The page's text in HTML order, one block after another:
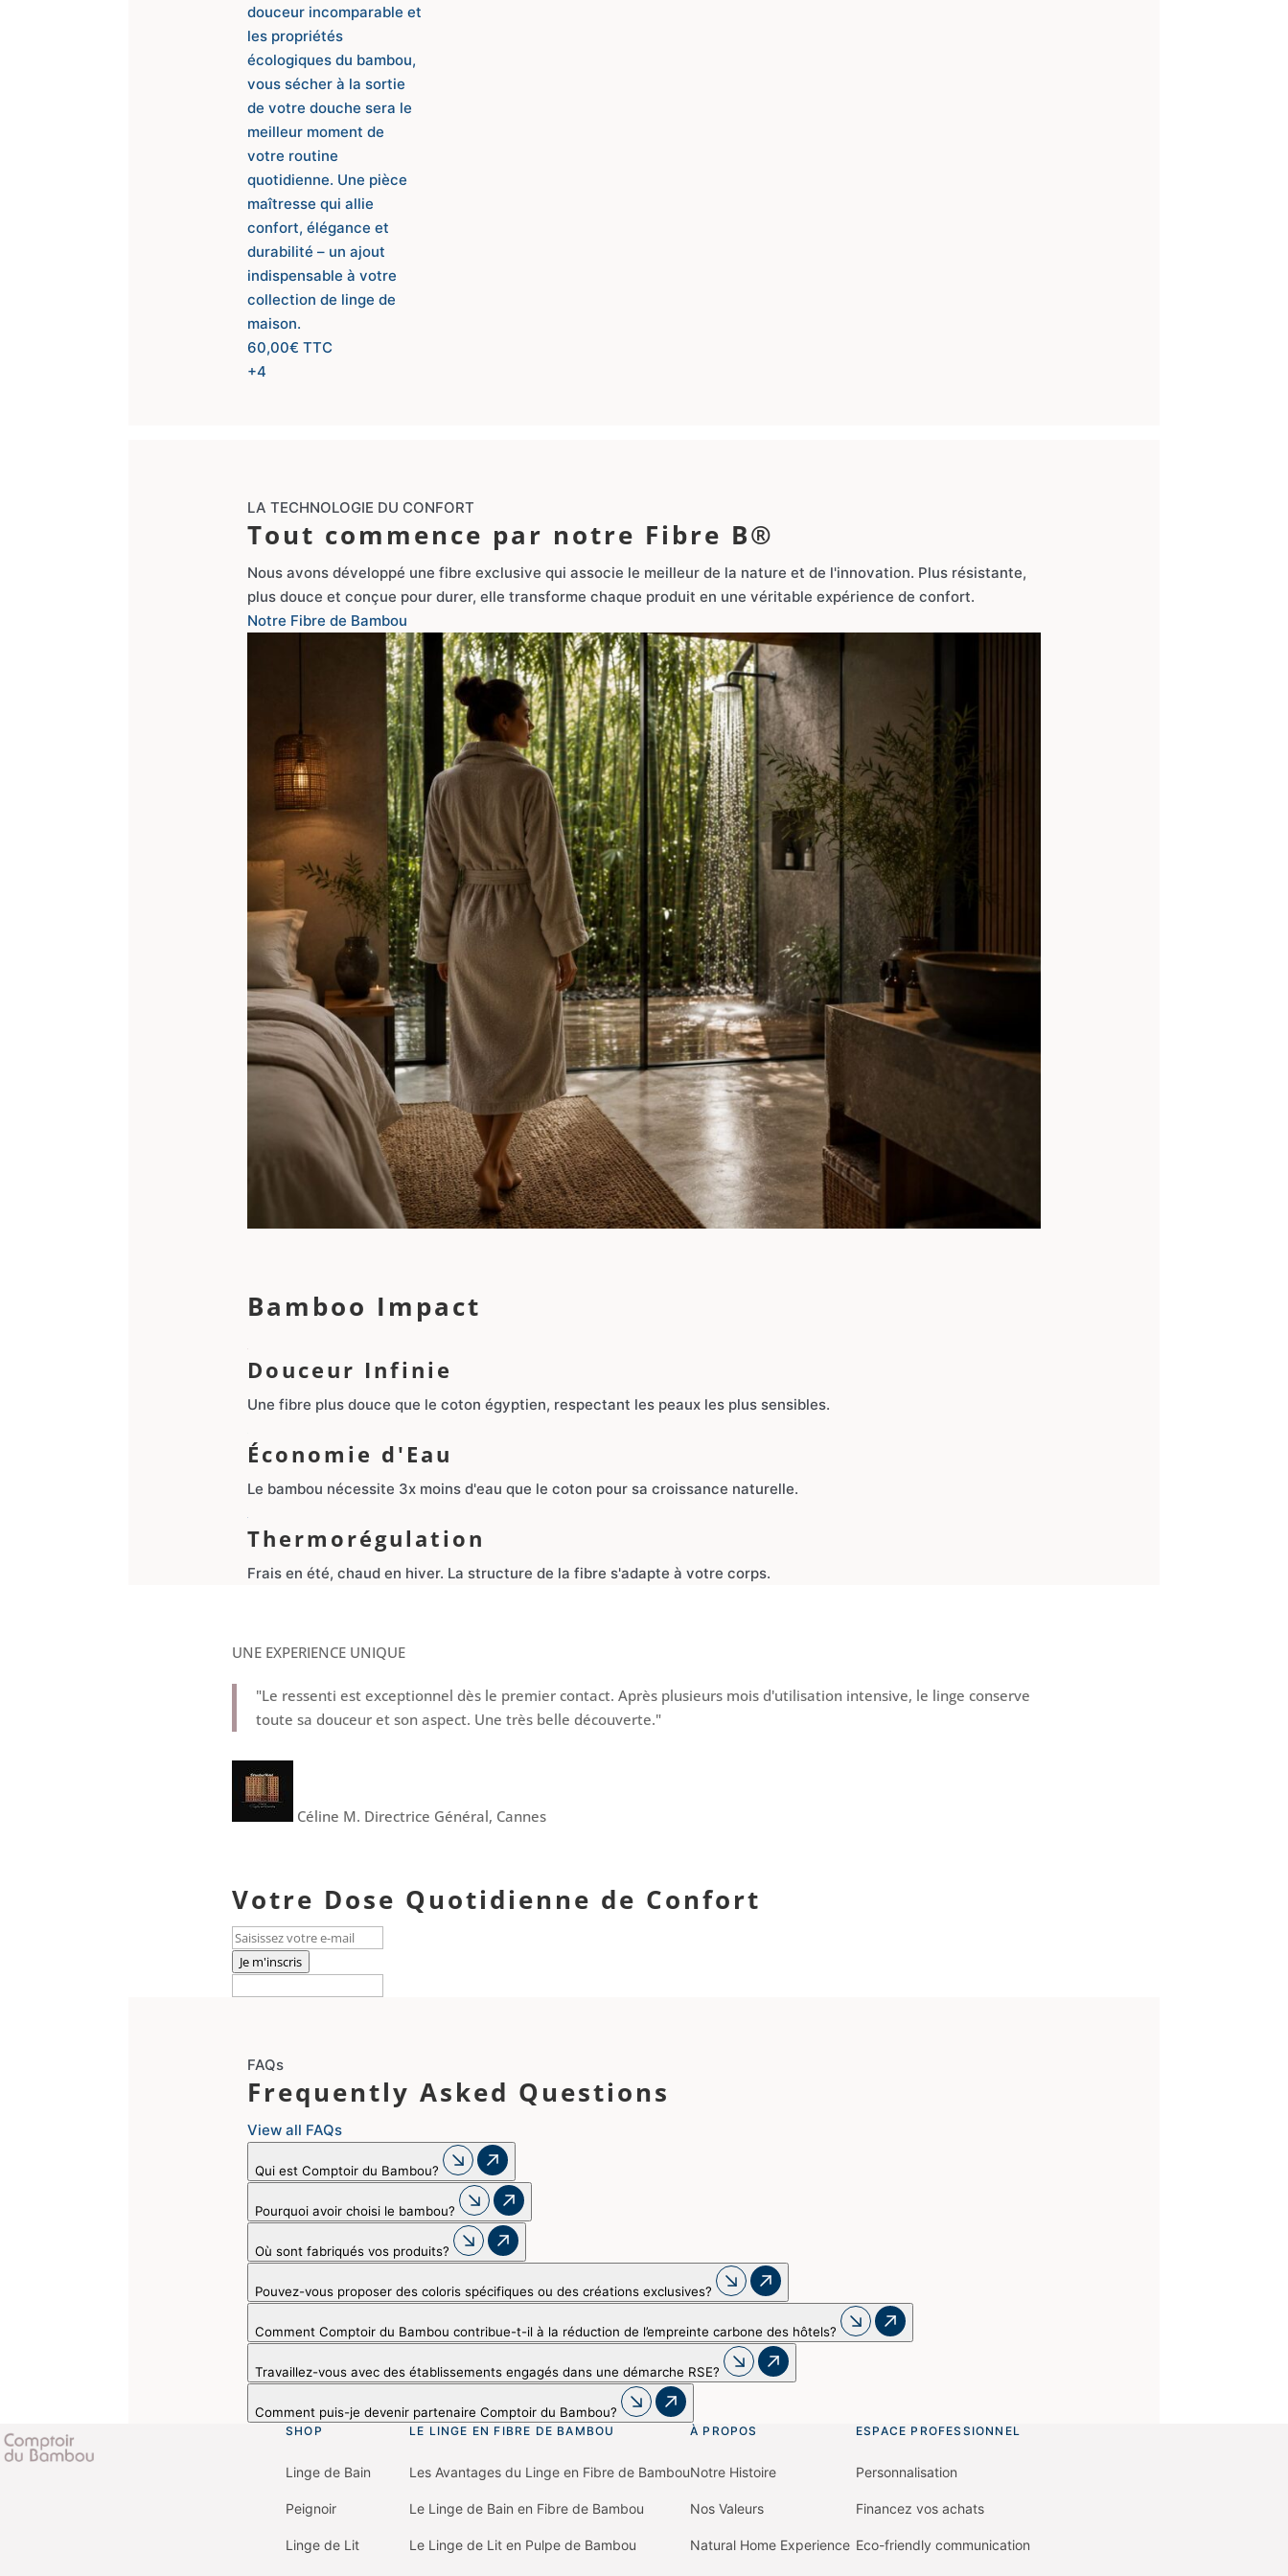
douceur incomparable et
les propriétés
écologiques du bambou,
vous sécher à la sortie
de votre douche sera le
meilleur moment de
votre routine
quotidienne. Une pièce
maîtresse qui allie
confort, élégance et
durabilité – un ajout
indispensable à votre
collection de linge de
maison.
60,00€ TTC
+4
LA TECHNOLOGIE DU CONFORT
Tout commence par notre Fibre B®
Nous avons développé une fibre exclusive qui associe le meilleur de la nature et de l'innovation. Plus résistante,
plus douce et conçue pour durer, elle transforme chaque produit en une véritable expérience de confort.
Notre Fibre de Bambou
Bamboo Impact
Douceur Infinie
Une fibre plus douce que le coton égyptien, respectant les peaux les plus sensibles.
Économie d'Eau
Le bambou nécessite 3x moins d'eau que le coton pour sa croissance naturelle.
Thermorégulation
Frais en été, chaud en hiver. La structure de la fibre s'adapte à votre corps.
UNE EXPERIENCE UNIQUE
"Le ressenti est exceptionnel dès le premier contact. Après plusieurs mois d'utilisation intensive, le linge conserve
toute sa douceur et son aspect. Une très belle découverte."
Céline M. Directrice Général, Cannes
Votre Dose Quotidienne de Confort
Je m'inscris
FAQs
Frequently Asked Questions
View all FAQs
Qui est Comptoir du Bambou?
Pourquoi avoir choisi le bambou?
Où sont fabriqués vos produits?
Pouvez-vous proposer des coloris spécifiques ou des créations exclusives?
Comment Comptoir du Bambou contribue-t-il à la réduction de l’empreinte carbone des hôtels?
Travaillez-vous avec des établissements engagés dans une démarche RSE?
Comment puis-je devenir partenaire Comptoir du Bambou?
SHOP
Linge de Bain
Peignoir
Linge de Lit
LE LINGE EN FIBRE DE BAMBOU
Les Avantages du Linge en Fibre de Bambou
Le Linge de Bain en Fibre de Bambou
Le Linge de Lit en Pulpe de Bambou
À PROPOS
Notre Histoire
Nos Valeurs
Natural Home Experience
ESPACE PROFESSIONNEL
Personnalisation
Financez vos achats
Eco-friendly communication